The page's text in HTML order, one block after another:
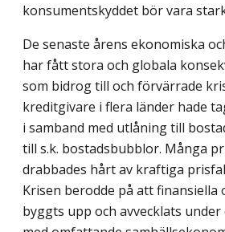
konsumentskyddet bör vara
De senaste årens ekonomiska
har fått stora och globala
som bidrog till och förvärrade
kreditgivare i flera länder hade
i samband med utlåning till
till s.k. bostadsbubblor. Många
drabbades hårt av kraftiga
Krisen berodde på att finansiella
byggts upp och avvecklats